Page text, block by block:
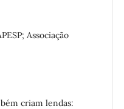
Associação
criam lendas: